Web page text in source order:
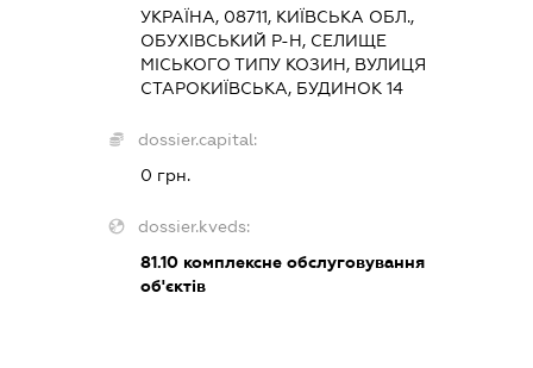
УКРАЇНА, 08711, КИЇВСЬКА ОБЛ.,
ОБУХІВСЬКИЙ Р-Н, СЕЛИЩЕ
МІСЬКОГО ТИПУ КОЗИН, ВУЛИЦЯ
СТАРОКИЇВСЬКА, БУДИНОК 14
dossier.capital:
0 грн.
dossier.kveds:
81.10комплексне обслуговування
об'єктів